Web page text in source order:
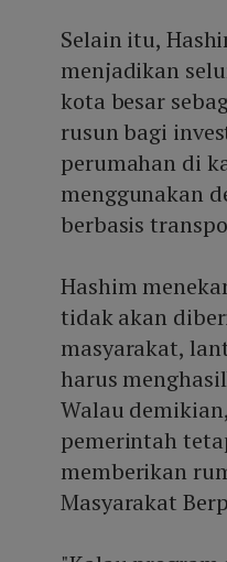
Selain itu,
menjadikan
kota besar
rusun bagi
perumahan di
menggunakan
berbasis
Hashim
tidak akan
masyarakat,
harus
Walau
pemerintah
memberikan
Masyarakat